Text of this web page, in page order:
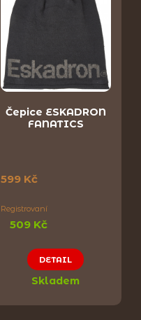
Čepice ESKADRON
FANATICS
599 Kč
Registrovaní
509 Kč
DETAIL
Skladem